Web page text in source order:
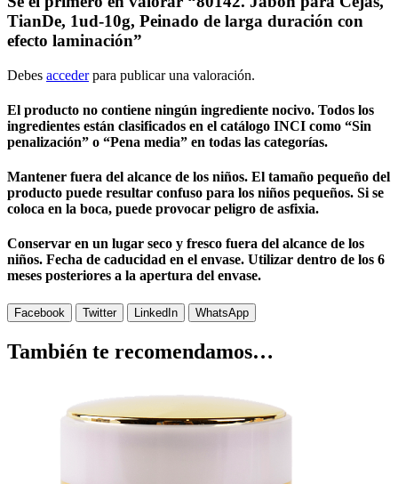
TianDe, 1ud-10g, Peinado de larga duración con
efecto laminación”
Debes accederpara publicar una valoración.
El producto no contiene ningún ingrediente nocivo. Todos los
ingredientes están clasificados en el catálogo INCI como “Sin
penalización” o “Pena media” en todas las categorías.
Mantener fuera del alcance de los niños. El tamaño pequeño del
producto puede resultar confuso para los niños pequeños. Si se
coloca en la boca, puede provocar peligro de asfixia.
Conservar en un lugar seco y fresco fuera del alcance de los
niños. Fecha de caducidad en el envase. Utilizar dentro de los 6
meses posteriores a la apertura del envase.
Facebook Twitter LinkedIn WhatsApp
También te recomendamos…